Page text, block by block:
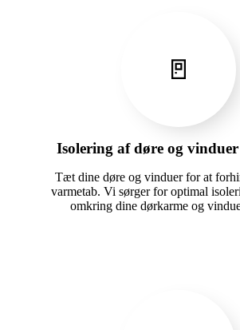
🚪
Isolering af døre og
Tæt dine døre og vinduer for at
varmetab. Vi sørger for optimal
omkring dine dørkarme og